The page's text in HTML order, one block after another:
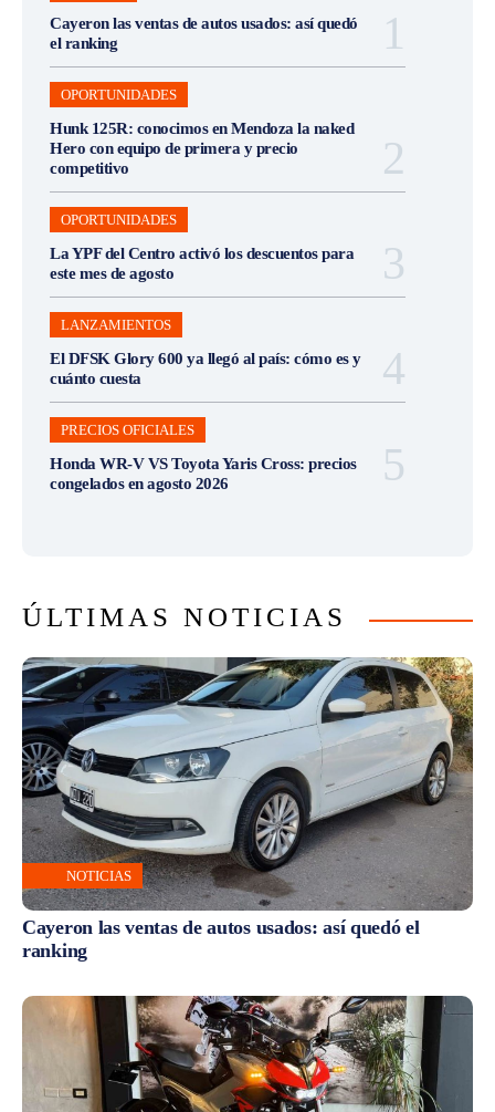
Cayeron las ventas de autos usados: así quedó
el ranking
OPORTUNIDADES
Hunk 125R: conocimos en Mendoza la naked
Hero con equipo de primera y precio
competitivo
OPORTUNIDADES
La YPF del Centro activó los descuentos para
este mes de agosto
LANZAMIENTOS
El DFSK Glory 600 ya llegó al país: cómo es y
cuánto cuesta
PRECIOS OFICIALES
Honda WR-V VS Toyota Yaris Cross: precios
congelados en agosto 2026
ÚLTIMAS NOTICIAS
NOTICIAS
Cayeron las ventas de autos usados: así quedó el
ranking